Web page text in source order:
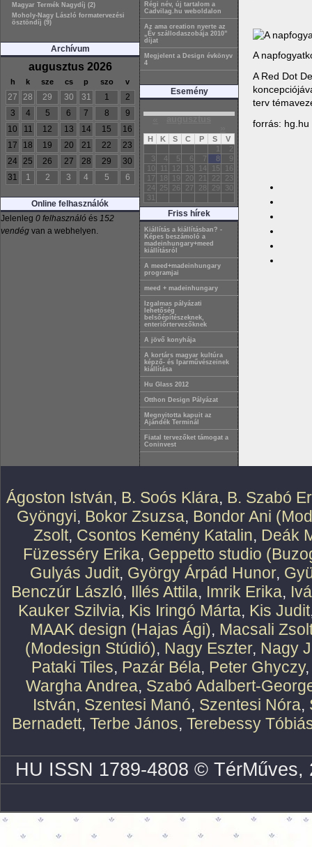
Magyar Termék Nagydíj (2)
Moholy-Nagy László formatervezési
ösztöndíj (9)
Archívum
augusztus 2026
h k sze cs p szo v
27 28 29 30 31 1
2
3
4 5 6 7 8
9
10
11 12 13 14 15
16
17
18 19 20 21 22
23
24
25 26 27 28 29
30
31
1 2 3 4 5 6
Online felhasználók
Jelenleg 0 felhasználó és 152
vendég van a webhelyen.
Régi név, új tartalom a
Cadvilag.hu weboldalon
Az ama creation nyerte az
„Év szállodaszobája 2010”
díjat
Megjelent a Design évkönyv
4
Esemény
« augusztus
H K S C P S
V
1
2
3
4 5 6 7 8
9
10
11 12 13 14 15
16
17
18 19 20 21 22
23
24
25 26 27 28 29
30
31
Friss hírek
Kiállítás a kiállításban? -
Képes beszámoló a
madeinhungary+meed
kiállításról
A meed+madeinhungary
programjai
meed + madeinhungary
Izgalmas pályázati
lehetőség
belsőépítészeknek,
enteriőrtervezőknek
A jövő konyhája
A kortárs magyar kultúra
képző- és Iparművészeinek
kiállítása
Hu Glass 2012
Otthon Design Pályázat
Megnyitotta kapuit az
Ajándék Terminál
Fiatal tervezőket támogat a
Coninvest
A
A Red Dot
terv
forrás: hg.hu
Ágoston István, B. Soós Klára, B. Szabó
Gyöngyi, Bokor Zsuzsa, Bondor Ani
Zsolt, Csontos Kemény Katalin, Deák
Füzesséry Erika, Geppetto studio
Gulyás Judit, György Árpád Hunor,
Benczúr László, Illés Attila, Imrik Erika,
Kauker Szilvia, Kis Iringó Márta, Kis Judit
MAAK design (Hajas Ági), Macsali
(Modesign Stúdió), Nagy Eszter, Nagy
Pataki Tiles, Pazár Béla, Peter Ghyczy
Wargha Andrea, Szabó Adalbert-
István, Szentesi Manó, Szentesi Nóra,
Bernadett, Terbe János, Terebessy
HU ISSN 1789-4808 ©